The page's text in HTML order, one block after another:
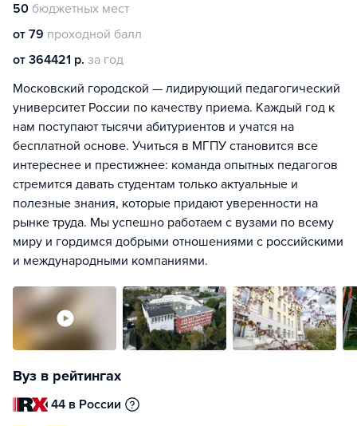
50 бюджетных мест
от 79 проходной балл
от 364421 р. за год
Московский городской — лидирующий педагогический
университет России по качеству приема. Каждый год к
нам поступают тысячи абитуриентов и учатся на
бесплатной основе. Учиться в МГПУ становится все
интереснее и престижнее: команда опытных педагогов
стремится давать студентам только актуальные и
полезные знания, которые придают уверенности на
рынке труда. Мы успешно работаем с вузами по всему
миру и гордимся добрыми отношениями с российскими
и международными компаниями.
Вуз в рейтингах
44 в России